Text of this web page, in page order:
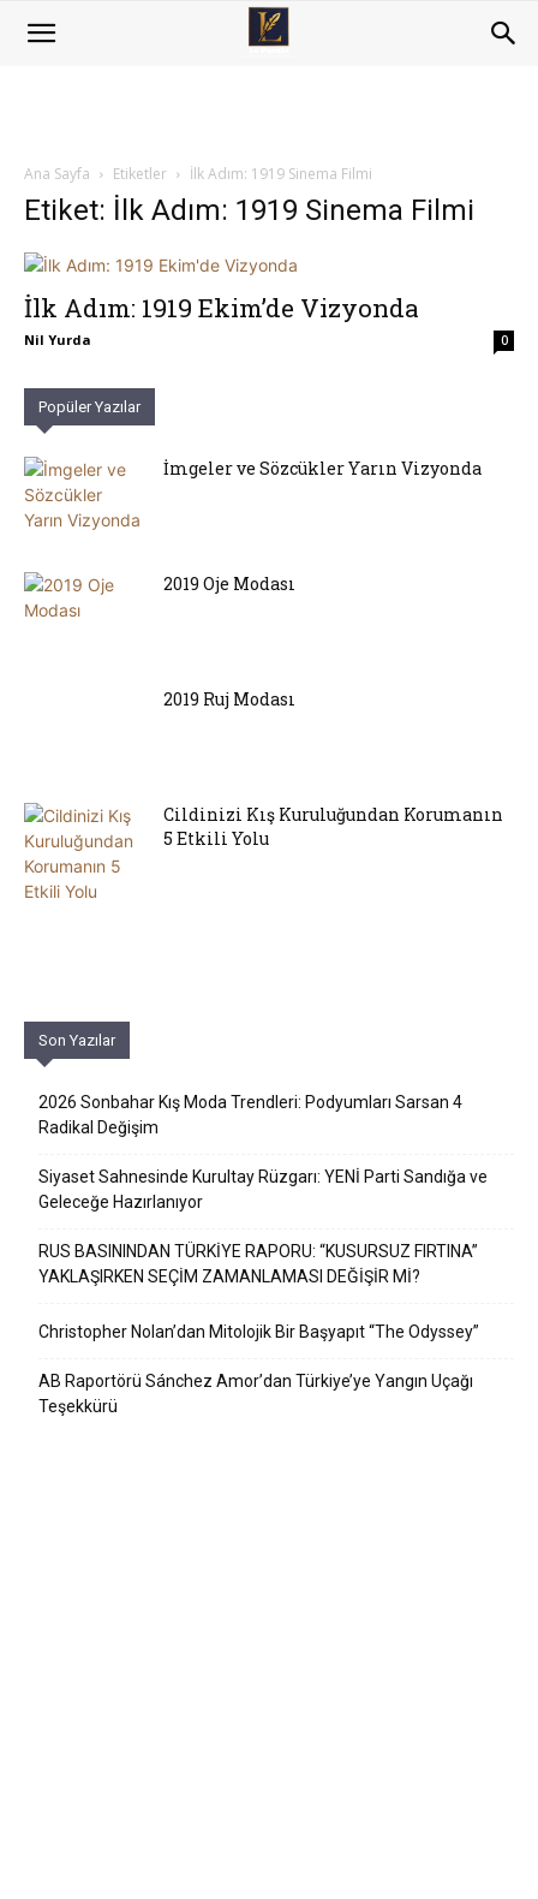
Ana Sayfa Etiketler İlk Adım: 1919 Sinema Filmi
Etiket: İlk Adım: 1919 Sinema Filmi
İlk Adım: 1919 Ekim’de Vizyonda
Nil Yurda 0
Popüler Yazılar
İmgeler ve Sözcükler Yarın Vizyonda
2019 Oje Modası
2019 Ruj Modası
Cildinizi Kış Kuruluğundan Korumanın
5 Etkili Yolu
Son Yazılar
2026 Sonbahar Kış Moda Trendleri: Podyumları Sarsan 4
Radikal Değişim
Siyaset Sahnesinde Kurultay Rüzgarı: YENİ Parti Sandığa ve
Geleceğe Hazırlanıyor
RUS BASININDAN TÜRKİYE RAPORU: “KUSURSUZ FIRTINA”
YAKLAŞIRKEN SEÇİM ZAMANLAMASI DEĞİŞİR Mİ?
Christopher Nolan’dan Mitolojik Bir Başyapıt “The Odyssey”
AB Raportörü Sánchez Amor’dan Türkiye’ye Yangın Uçağı
Teşekkürü